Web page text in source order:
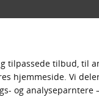
tilpassede tilbud, til
hjemmeside. Vi
og analyseparntere